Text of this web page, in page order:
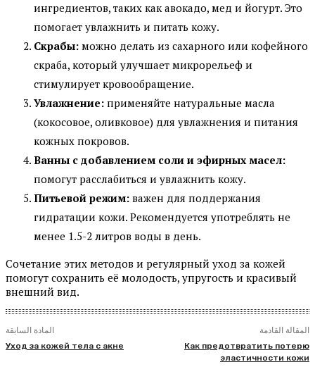
ингредиентов, таких как авокадо, мед и йогурт. Это
помогает увлажнить и питать кожу.
Скрабы: можно делать из сахарного или кофейного
скраба, который улучшает микрорельеф и
стимулирует кровообращение.
Увлажнение: применяйте натуральные масла
(кокосовое, оливковое) для увлажнения и питания
кожных покровов.
Ванны с добавлением соли и эфирных масел:
помогут расслабиться и увлажнить кожу.
Питьевой режим: важен для поддержания
гидратации кожи. Рекомендуется употреблять не
менее 1.5-2 литров воды в день.
Сочетание этих методов и регулярный уход за кожей
помогут сохранить её молодость, упругость и красивый
внешний вид.
المادة السابقة
Уход за кожей тела с акне
المقالة القادمة
Как предотвратить потерю
эластичности кожи